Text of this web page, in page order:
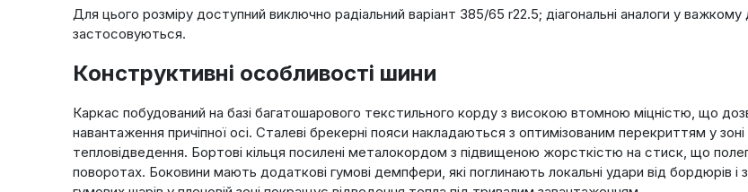
Для цього розміру доступний виключно радіальний варіант 385/65 r22.5; діагональні аналоги у
застосовуються.
Конструктивні особливості шини
Каркас побудований на базі багатошарового текстильного корду з високою втомною міцністю, що
навантаження причіпної осі. Сталеві брекерні пояси накладаються з оптимізованим перекриттям у
тепловідведення. Бортові кільця посилені металокордом з підвищеною жорсткістю на стиск, що
поворотах. Боковини мають додаткові гумові демпфери, які поглинають локальні удари від бордюрів і